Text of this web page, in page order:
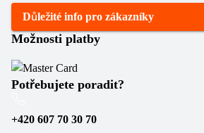
Důležité info pro zákazníky
Možnosti platby
Potřebujete poradit?
+420 607 70 30 70